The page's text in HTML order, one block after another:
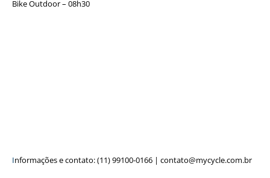
Bike Outdoor – 08h30
Informações e contato: (11) 99100-0166 | contato@mycycle.com.br